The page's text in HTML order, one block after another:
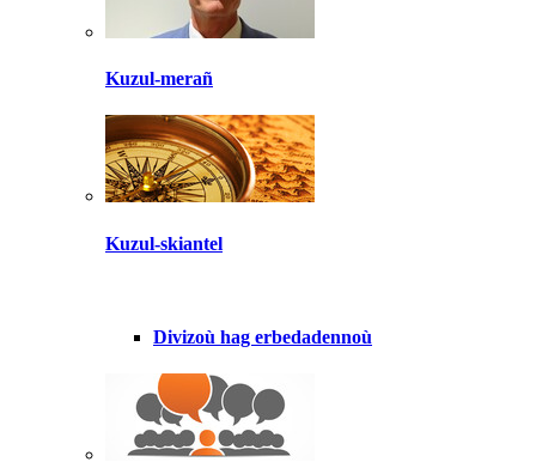
Kuzul-merañ
Kuzul-skiantel
Divizoù hag erbedadennoù